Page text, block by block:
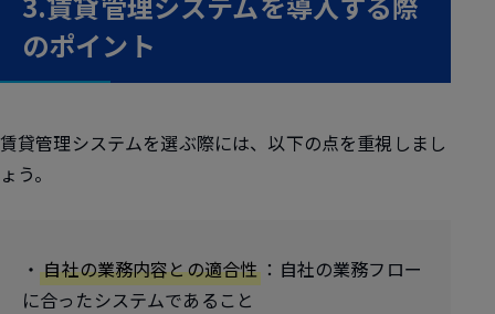
のポイント
賃貸管理システムを選ぶ際には、以下の点を重視しまし
ょう。
・自社の業務内容との適合性 ：自社の業務フロー
に合ったシステムであること